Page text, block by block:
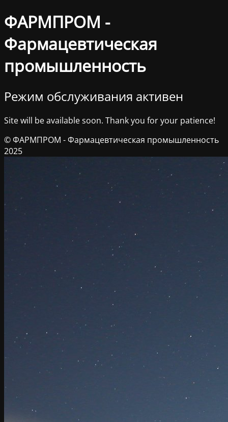
ФАРМПРОМ -
Фармацевтическая
промышленность
Режим обслуживания активен
Site will be available soon. Thank you for your patience!
© ФАРМПРОМ - Фармацевтическая промышленность
2025